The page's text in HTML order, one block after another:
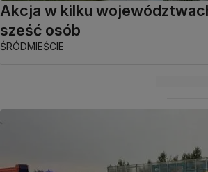
Akcja w kilku
sześć osób
ŚRÓDMIEŚCIE